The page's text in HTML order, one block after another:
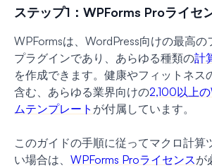
ステップ1：WPForms Proライセ
WPFormsは、WordPress向けの最高の
プラグインであり、あらゆる種類の計
を作成できます。健康やフィットネス
含む、あらゆる業界向けの2,100以上
ムテンプレート が付属しています。
このガイドの手順に従ってマクロ計算
い場合は、 WPForms Proライセンスが